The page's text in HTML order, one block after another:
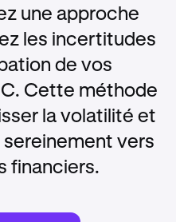
une approche
les incertitudes
de vos
Cette méthode
la volatilité et
vers
financiers.